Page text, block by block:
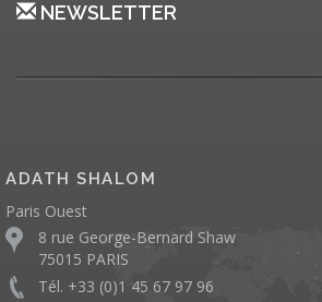
NEWSLETTER
ADATH SHALOM
Paris Ouest
8 rue George-Bernard Shaw
75015 PARIS
Tél. +33 (0)1 45 67 97 96